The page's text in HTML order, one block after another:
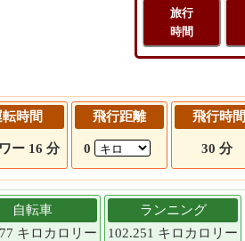
旅行
時間
時間
ー 16 分
飛行距離
0
飛行時間
30 分
自転車
キロカロリー
ランニング
102.251 キロカロリー